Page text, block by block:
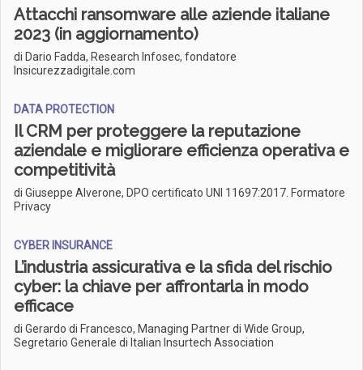
Attacchi ransomware alle aziende italiane
2023 (in aggiornamento)
di Dario Fadda, Research Infosec, fondatore
Insicurezzadigitale.com
DATA PROTECTION
Il CRM per proteggere la reputazione
aziendale e migliorare efficienza operativa e
competitività
di Giuseppe Alverone, DPO certificato UNI 11697:2017. Formatore
Privacy
CYBER INSURANCE
L’industria assicurativa e la sfida del rischio
cyber: la chiave per affrontarla in modo
efficace
di Gerardo di Francesco, Managing Partner di Wide Group,
Segretario Generale di Italian Insurtech Association